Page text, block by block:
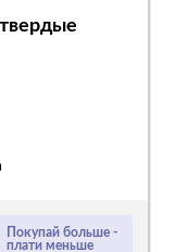
Покупай больше -
плати меньше